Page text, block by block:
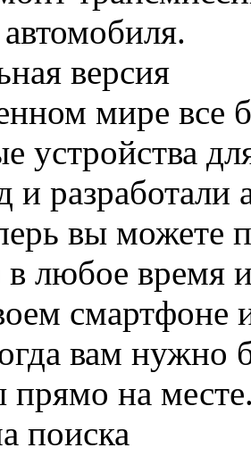
версия
мире все
устройства
и
вы можете
любое время
вам нужно
прямо на
поиска